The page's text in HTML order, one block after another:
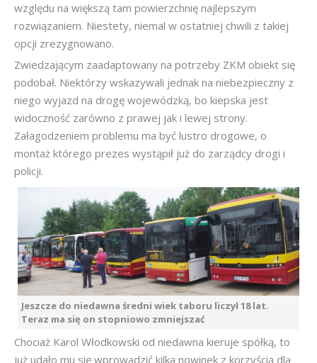
względu na większą tam powierzchnię najlepszym
rozwiązaniem. Niestety, niemal w ostatniej chwili z takiej
opcji zrezygnowano.
Zwiedzającym zaadaptowany na potrzeby ZKM obiekt się
podobał. Niektórzy wskazywali jednak na niebezpieczny z
niego wyjazd na drogę wojewódzką, bo kiepska jest
widoczność zarówno z prawej jak i lewej strony.
Załagodzeniem problemu ma być lustro drogowe, o
montaż którego prezes wystąpił już do zarządcy drogi i
policji.
Jeszcze do niedawna średni wiek taboru liczył 18 lat.
Teraz ma się on stopniowo zmniejszać
Chociaż Karol Włodkowski od niedawna kieruje spółką, to
już udało mu się wprowadzić kilka nowinek z korzyścią dla